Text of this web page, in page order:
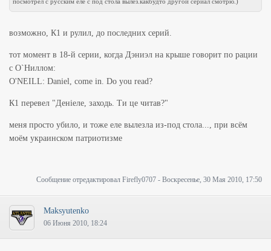
посмотрел с русским еле с под стола вылез.какбудто другой сериал смотрю.)
возможно, К1 и рулил, до последних серий.
тот момент в 18-й серии, когда Дэниэл на крыше говорит по рации
с О`Ниллом:
O'NEILL: Daniel, come in. Do you read?
К1 перевел "Деніеле, заходь. Ти це читав?"
меня просто убило, и тоже еле вылезла из-под стола..., при всём
моём украинском патриотизме
Сообщение отредактировал Firefly0707 - Воскресенье, 30 Мая 2010, 17:50
Maksyutenko
06 Июня 2010, 18:24